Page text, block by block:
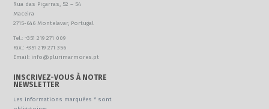
Rua das Piçarras, 52 – 54
Maceira
2715-646 Montelavar, Portugal
Tel.: +351 219 271 009
Fax.: +351 219 271 356
Email: info@plurimarmores.pt
INSCRIVEZ-VOUS À NOTRE
NEWSLETTER
Les informations marquées * sont